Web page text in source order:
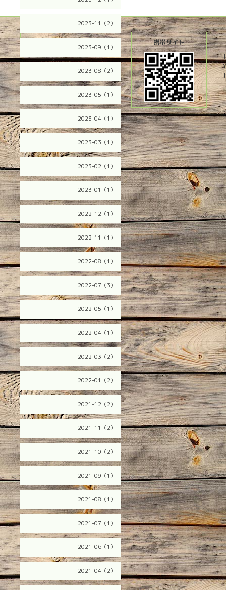
2023-11（2）
2023-09（1）
2023-08（2）
2023-05（1）
2023-04（1）
2023-03（1）
2023-02（1）
2023-01（1）
2022-12（1）
2022-11（1）
2022-08（1）
2022-07（3）
2022-05（1）
2022-04（1）
2022-03（2）
2022-01（2）
2021-12（2）
2021-11（2）
2021-10（2）
2021-09（1）
2021-08（1）
2021-07（1）
2021-06（1）
2021-04（2）
携帯サイト